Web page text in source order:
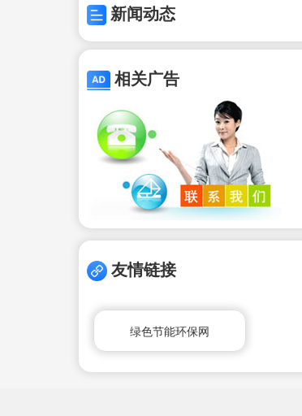
新闻动态
相关广告
友情链接
绿色节能环保网